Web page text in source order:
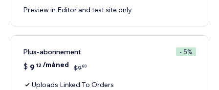
Preview in Editor and test site only
Plus-abonnement - 5%
$ 9 12/måned $960
Uploads Linked To Orders